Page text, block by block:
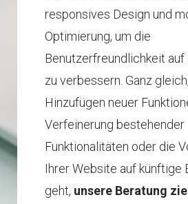
responsives Design und
Optimierung, um die
Benutzerfreundlichkeit auf
zu verbessern. Ganz
Hinzufügen neuer
Verfeinerung bestehender
Funktionalitäten oder die
Ihrer Website auf künftige
geht, unsere Beratung